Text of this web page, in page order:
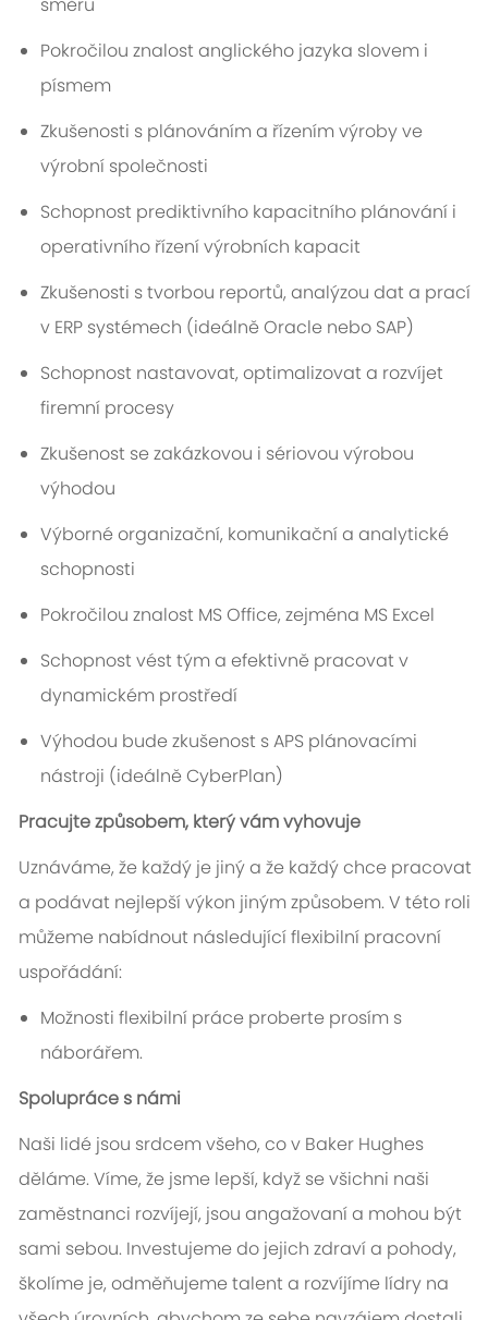
Pokročilou znalost anglického jazyka slovem i
písmem
Zkušenosti s plánováním a řízením výroby ve
výrobní společnosti
Schopnost prediktivního kapacitního plánování i
operativního řízení výrobních kapacit
Zkušenosti s tvorbou reportů, analýzou dat a prací
v ERP systémech (ideálně Oracle nebo SAP)
Schopnost nastavovat, optimalizovat a rozvíjet
firemní procesy
Zkušenost se zakázkovou i sériovou výrobou
výhodou
Výborné organizační, komunikační a analytické
schopnosti
Pokročilou znalost MS Office, zejména MS Excel
Schopnost vést tým a efektivně pracovat v
dynamickém prostředí
Výhodou bude zkušenost s APS plánovacími
nástroji (ideálně CyberPlan)
Pracujte způsobem, který vám vyhovuje
Uznáváme, že každý je jiný a že každý chce pracovat
a podávat nejlepší výkon jiným způsobem. V této roli
můžeme nabídnout následující flexibilní pracovní
uspořádání:
Možnosti flexibilní práce proberte prosím s
náborářem.
Spolupráce s námi
Naši lidé jsou srdcem všeho, co v Baker Hughes
děláme. Víme, že jsme lepší, když se všichni naši
zaměstnanci rozvíjejí, jsou angažovaní a mohou být
sami sebou. Investujeme do jejich zdraví a pohody,
školíme je, odměňujeme talent a rozvíjíme lídry na